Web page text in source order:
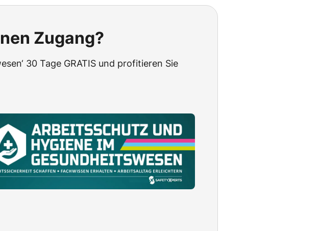
Zugang?
30 Tage GRATIS und profitieren Sie